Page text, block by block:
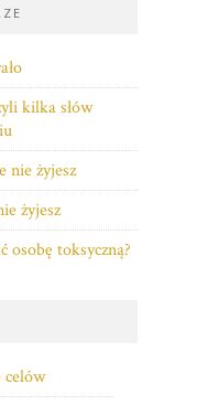
kilka słów
nie żyjesz
żyjesz
osobę toksyczną?
celów